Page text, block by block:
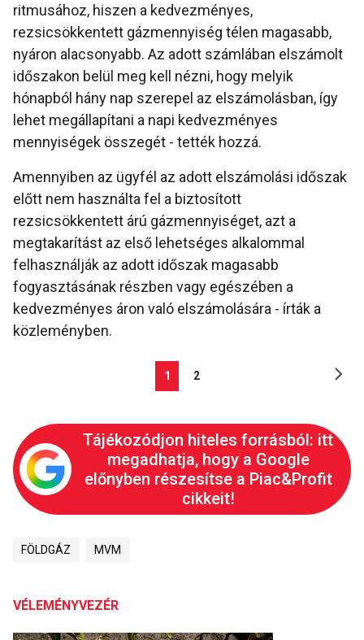
ritmusához, hiszen a kedvezményes,
rezsicsökkentett gázmennyiség télen magasabb,
nyáron alacsonyabb. Az adott számlában elszámolt
időszakon belül meg kell nézni, hogy melyik
hónapból hány nap szerepel az elszámolásban, így
lehet megállapítani a napi kedvezményes
mennyiségek összegét - tették hozzá.
Amennyiben az ügyfél az adott elszámolási időszak
előtt nem használta fel a biztosított
rezsicsökkentett árú gázmennyiséget, azt a
megtakarítást az első lehetséges alkalommal
felhasználják az adott időszak magasabb
fogyasztásának részben vagy egészében a
kedvezményes áron való elszámolására - írták a
közleményben.
1 2
Tájékozódjon hiteles forrásból: itt
megadhatja, hogy a Google
előnyben részesítse a Piac&Profit
cikkeit!
FÖLDGÁZ MVM
VÉLEMÉNYVEZÉR